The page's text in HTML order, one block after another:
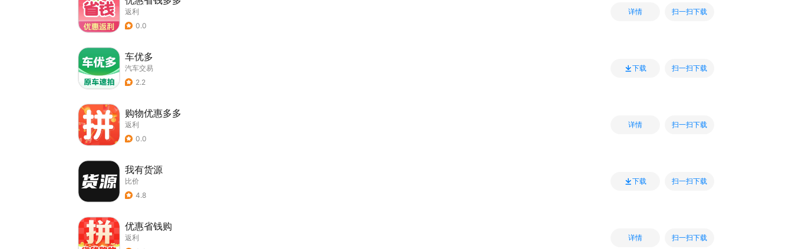
返利
0.0
详情 扫一扫下载
车优多
汽车交易
2.2
下载 扫一扫下载
购物优惠多多
返利
0.0
详情 扫一扫下载
我有货源
比价
4.8
下载 扫一扫下载
优惠省钱购
返利
详情 扫一扫下载